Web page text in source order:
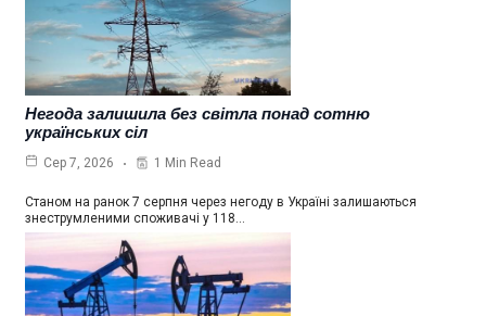
Негода залишила без світла понад сотню
українських сіл
Сер 7, 2026 1 Min Read
Станом на ранок 7 серпня через негоду в Україні залишаються
знеструмленими споживачі у 118…